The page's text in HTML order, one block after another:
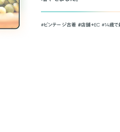
#ビンテージ古着 ＃店舗＋EC #14歳